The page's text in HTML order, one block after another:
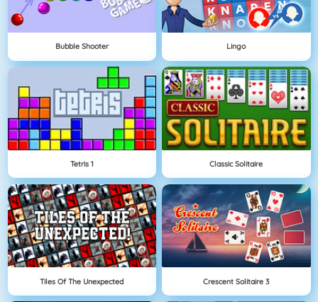
Bubble Shooter Lingo
Tetris 1 Classic Solitaire
Tiles Of The Unexpected Crescent Solitaire 3